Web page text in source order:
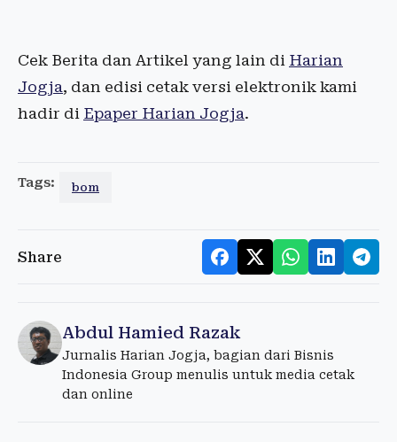
Cek Berita dan Artikel yang lain di Harian
Jogja, dan edisi cetak versi elektronik kami
hadir di Epaper Harian Jogja.
Tags: bom
Share
Abdul Hamied Razak
Jurnalis Harian Jogja, bagian dari Bisnis
Indonesia Group menulis untuk media cetak
dan online